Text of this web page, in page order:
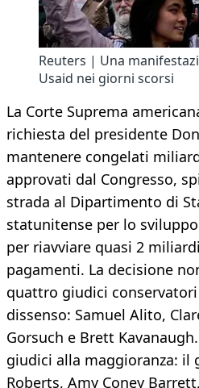
Reuters | Una
Usaid nei giorni scorsi
La Corte Suprema
richiesta del presidente
mantenere congelati
approvati dal Congresso,
strada al Dipartimento di
statunitense per lo
per riavviare quasi 2
pagamenti. La decisione
quattro giudici
dissenso: Samuel Alito,
Gorsuch e Brett
giudici alla maggioranza: il
Roberts, Amy Coney